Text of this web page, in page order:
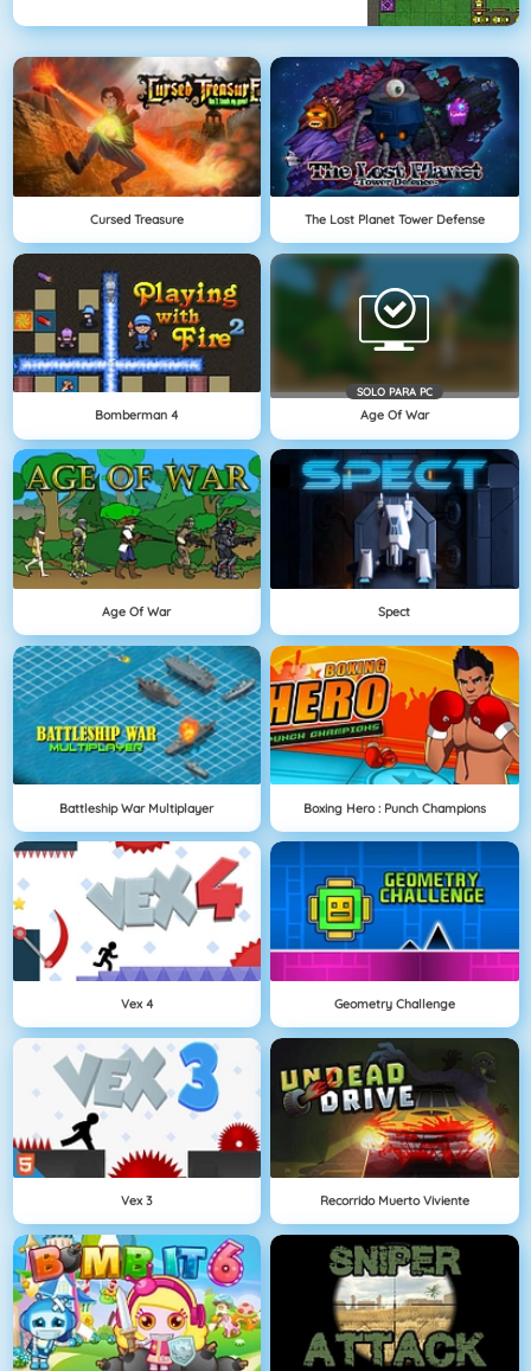
Cursed Treasure The Lost Planet Tower Defense
Bomberman 4
SOLO PARA PC
Age Of War
Age Of War Spect
Battleship War Multiplayer Boxing Hero : Punch Champions
Vex 4 Geometry Challenge
Vex 3 Recorrido Muerto Viviente